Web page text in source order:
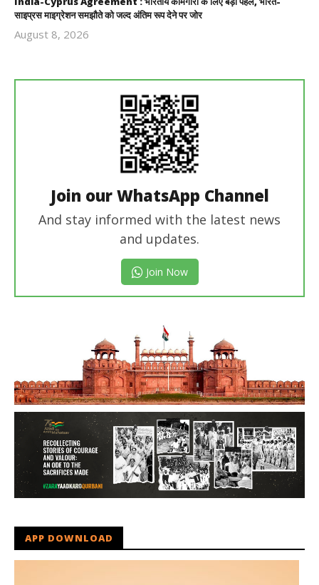
साइप्रस माइग्रेशन समझौते को जल्द अंतिम रूप देने पर जोर
August 8, 2026
Join our WhatsApp Channel
And stay informed with the latest news
and updates.
Join Now
APP DOWNLOAD